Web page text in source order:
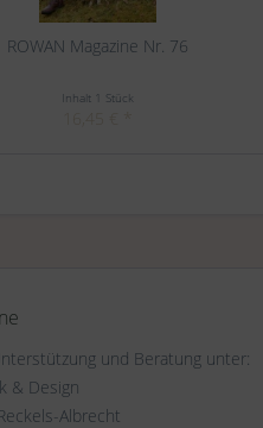
ROWAN Magazine Nr. 76
Inhalt 1 Stück
und Beratung unter:
& Design
Albrecht